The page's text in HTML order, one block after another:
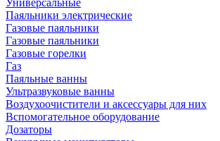
Универсальные
Паяльники электрические
Газовые паяльники
Газовые паяльники
Газовые горелки
Газ
Паяльные ванны
Ультразвуковые ванны
Воздухоочистители и аксессуары для них
Вспомогательное оборудование
Дозаторы